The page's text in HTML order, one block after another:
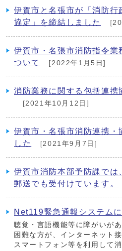
伊賀市と名張市が「消防行
協定」を締結しました
伊賀市・名張市消防指令業
ついて
[2022年1月5日]
消防業務に関する包括連携
[2021年10月12日]
伊賀市・名張市消防連携・
した
[2021年9月7日]
伊賀市消防本部予防課では
郵送でも受付けています。
Net119緊急通報システム
聴覚・言語機能等に障がいが
困難な方が、インターネット
スマートフォン等を利用して